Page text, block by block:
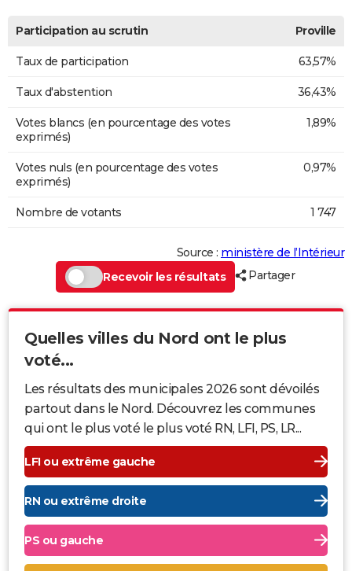
Participation au scrutin Proville
Taux de participation 63,57%
Taux d'abstention 36,43%
Votes blancs (en pourcentage des votes
exprimés)
1,89%
Votes nuls (en pourcentage des votes
exprimés)
0,97%
Nombre de votants 1 747
Source : ministère de l’Intérieur
Recevoir les résultats
Partager
Quelles villes du Nord ont le plus
voté...
Les résultats des municipales 2026 sont dévoilés
partout dans le Nord. Découvrez les communes
qui ont le plus voté le plus voté RN, LFI, PS, LR...
LFI ou extrême gauche
RN ou extrême droite
PS ou gauche